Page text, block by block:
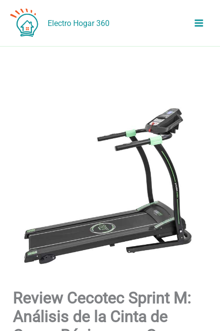
contenido
Electro Hogar 360
Review Cecotec Sprint M:
Análisis de la Cinta de